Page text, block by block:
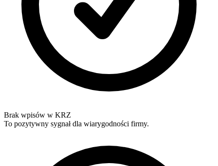
Brak wpisów w KRZ
To pozytywny sygnał dla wiarygodności firmy.